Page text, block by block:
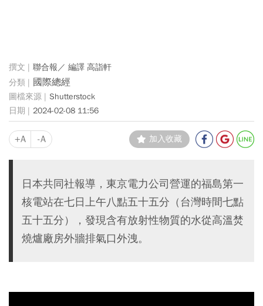
聯合報／ 編譯 高詣軒
國際總經
Shutterstock
2024-02-08 11:56
+A -A 加入收藏
日本共同社報導，東京電力公司營運的福島第一
核電站在七日上午八點五十五分（台灣時間七點
五十五分），發現含有放射性物質的水從高溫焚
燒爐廠房外牆排氣口外洩。